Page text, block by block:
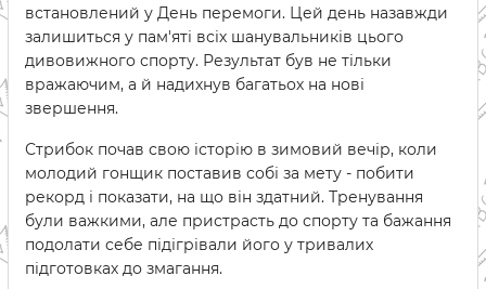
встановлений у День перемоги. Цей день назавжди
залишиться у пам'яті всіх шанувальників цього
дивовижного спорту. Результат був не тільки
вражаючим, а й надихнув багатьох на нові
звершення.
Стрибок почав свою історію в зимовий вечір, коли
молодий гонщик поставив собі за мету - побити
рекорд і показати, на що він здатний. Тренування
були важкими, але пристрасть до спорту та бажання
подолати себе підігрівали його у тривалих
підготовках до змагання.